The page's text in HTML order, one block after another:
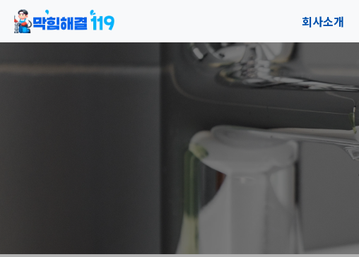
회사소개
오시는길